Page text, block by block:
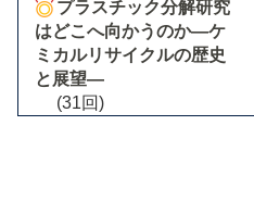
プラスチック分解研究
はどこへ向かうのか―ケ
ミカルリサイクルの歴史
と展望―
(31回)